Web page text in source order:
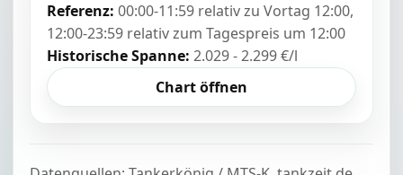
Referenz: 00:00-11:59 relativ zu Vortag 12:00,
12:00-23:59 relativ zum Tagespreis um 12:00
Historische Spanne: 2.029 - 2.299 €/l
Chart öffnen